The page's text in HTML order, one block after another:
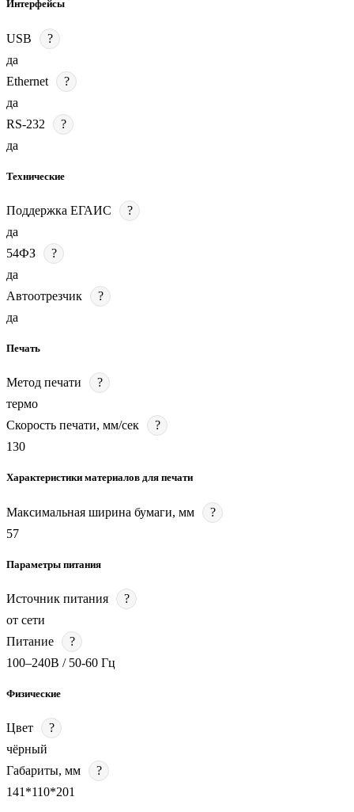
Интерфейсы
USB
?
да
Ethernet
?
да
RS-232
?
да
Технические
Поддержка ЕГАИС
?
да
54ФЗ
?
да
Автоотрезчик
?
да
Печать
Метод печати
?
термо
Скорость печати, мм/сек
?
130
Характеристики материалов для печати
Максимальная ширина бумаги, мм
?
57
Параметры питания
Источник питания
?
от сети
Питание
?
100–240В / 50-60 Гц
Физические
Цвет
?
чёрный
Габариты, мм
?
141*110*201